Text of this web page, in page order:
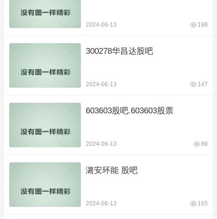
2024-06-13 198
300278华昌达股吧
2024-06-13 147
603603股吧.603603股票
2024-06-13 88
潞安环能 股吧
2024-06-13 165